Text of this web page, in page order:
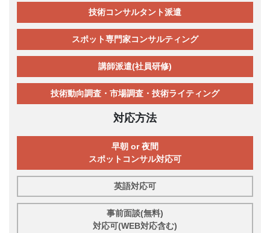
技術コンサルタント派遣
スポット専門家コンサルティング
講師派遣(社員研修)
技術動向調査・市場調査・技術ライティング
対応方法
早朝 or 夜間
スポットコンサル対応可
英語対応可
事前面談(無料)
対応可(WEB対応含む)